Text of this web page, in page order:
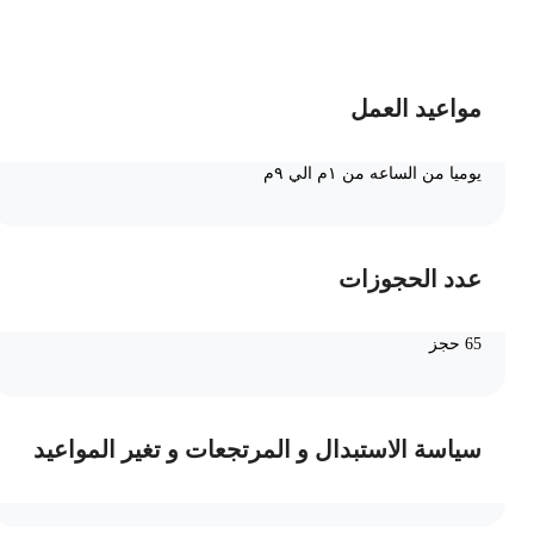
مواعيد العمل
يوميا من الساعه من ١م الي ٩م
عدد الحجوزات
سياسة الاستبدال و المرتجعات و تغير المواعيد